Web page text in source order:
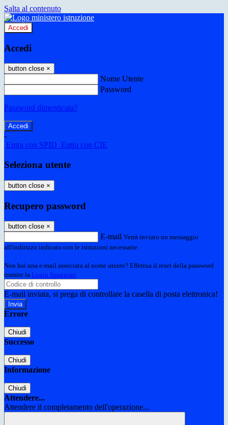
Salta al contenuto
Accedi
Accedi
button close ×
Nome Utente
Password
Password dimenticata?
-
Entra con SPID Entra con CIE
Seleziona utente
button close ×
Recupero password
button close ×
E-mail Verrà inviato un messaggio
all'indirizzo indicato con le istruzioni necessarie.
Non hai una e-mail associata al nome utente? Effettua il reset della password
tramite la Login Spaggiari
E-mail inviata, si prega di controllare la casella di posta elettronica!
Errore
Chiudi
Successo
Chiudi
Informazione
Chiudi
Attendere...
Attendere il completamento dell'operazione...